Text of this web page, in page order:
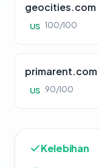
geocities.com
US 100/100
primarent.com
US 90/100
Kelebihan